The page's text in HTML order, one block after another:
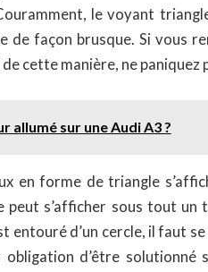
le voyant
de façon brusque. Si vous
cette manière, ne paniquez
sur une Audi A3 ?
en forme de triangle
peut s’afficher sous tout un
d’un cercle, il faut se
d’être solutionné